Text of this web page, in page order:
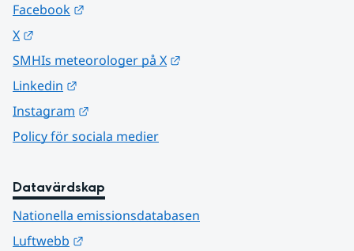
Facebook
X
SMHIs meteorologer på X
Linkedin
Instagram
Policy för sociala medier
Datavärdskap
Nationella emissionsdatabasen
Luftwebb